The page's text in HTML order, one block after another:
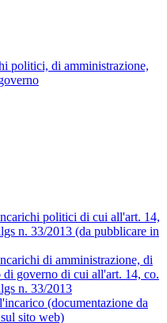
politici, di amministrazione,
politici di cui all'art. 14,
n. 33/2013 (da pubblicare in
di amministrazione, di
di governo di cui all'art. 14, co.
n. 33/2013
(documentazione da
sito web)